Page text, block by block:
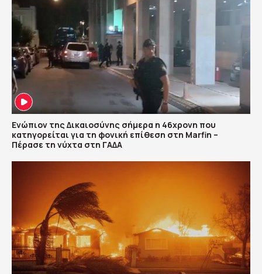
Ενώπιον της Δικαιοσύνης σήμερα η 46χρονη που
κατηγορείται για τη φονική επίθεση στη Marfin –
Πέρασε τη νύχτα στη ΓΑΔΑ